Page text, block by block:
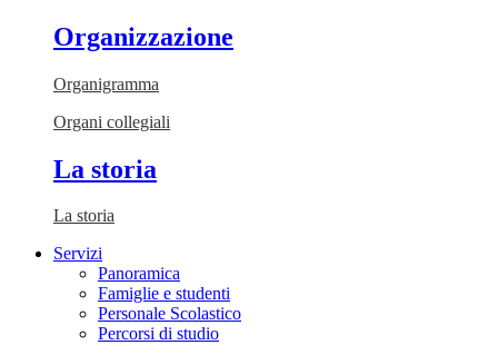
Organizzazione
Organigramma
Organi collegiali
La storia
La storia
Servizi
Panoramica
Famiglie e studenti
Personale Scolastico
Percorsi di studio